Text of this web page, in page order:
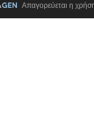
Απαγορεύεται η